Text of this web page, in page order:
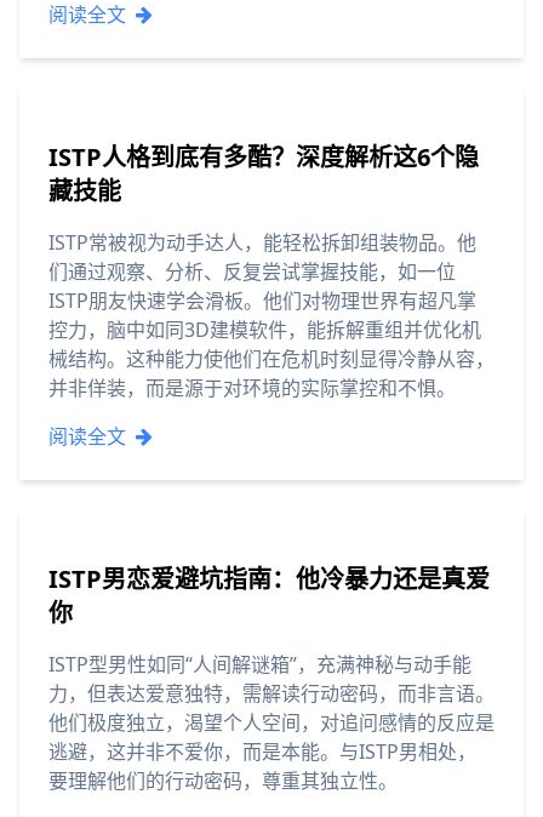
阅读全文
ISTP人格到底有多酷？深度解析这6个隐
藏技能
ISTP常被视为动手达人，能轻松拆卸组装物品。他
们通过观察、分析、反复尝试掌握技能，如一位
ISTP朋友快速学会滑板。他们对物理世界有超凡掌
控力，脑中如同3D建模软件，能拆解重组并优化机
械结构。这种能力使他们在危机时刻显得冷静从容，
并非佯装，而是源于对环境的实际掌控和不惧。
阅读全文
ISTP男恋爱避坑指南：他冷暴力还是真爱
你
ISTP型男性如同“人间解谜箱”，充满神秘与动手能
力，但表达爱意独特，需解读行动密码，而非言语。
他们极度独立，渴望个人空间，对追问感情的反应是
逃避，这并非不爱你，而是本能。与ISTP男相处，
要理解他们的行动密码，尊重其独立性。